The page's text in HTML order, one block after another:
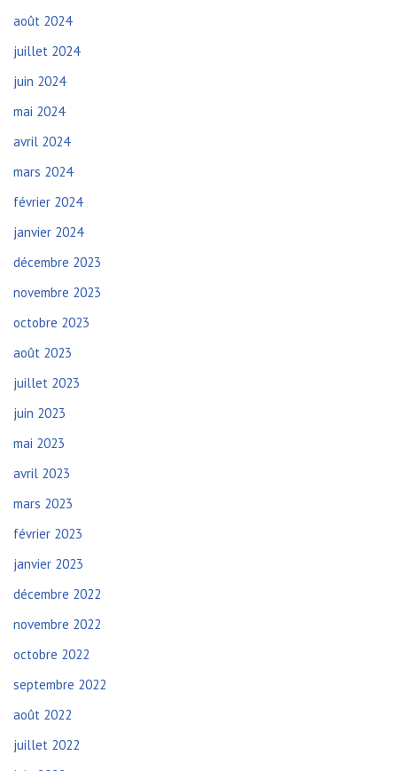
août 2024
juillet 2024
juin 2024
mai 2024
avril 2024
mars 2024
février 2024
janvier 2024
décembre 2023
novembre 2023
octobre 2023
août 2023
juillet 2023
juin 2023
mai 2023
avril 2023
mars 2023
février 2023
janvier 2023
décembre 2022
novembre 2022
octobre 2022
septembre 2022
août 2022
juillet 2022